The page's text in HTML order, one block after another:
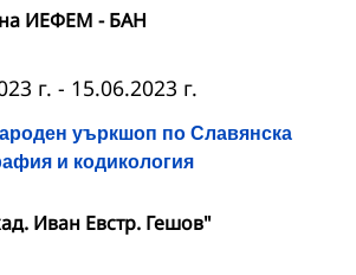
на ИЕФЕМ - БАН
уъркшоп по Славянска
и кодикология
г. - 15.06.2023 г.
Иван Евстр. Гешов"